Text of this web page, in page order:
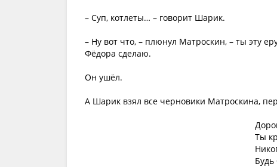
– Суп, котлеты… – говорит Шарик.
– Ну вот что, – плюнул Матроскин, – ты эту
Фёдора сделаю.
Он ушёл.
А Шарик взял все черновики Матроскина,
Ты